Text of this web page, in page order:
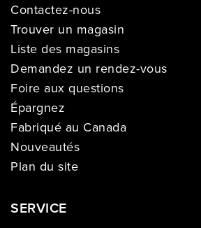
Contactez-nous
Trouver un magasin
Liste des magasins
Demandez un rendez-vous
Foire aux questions
Épargnez
Fabriqué au Canada
Nouveautés
Plan du site
SERVICE